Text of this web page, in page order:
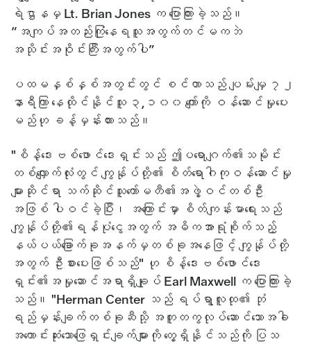
ရဲဌာနမှ Lt. Brian Jones က ပြောကြားခဲ့သည်။
“အကျပ်အတည်းကြုံနေရသူအတွက်တင်မကဘဲ
အသိုင်းအဝိုင်းကြီးအတွက်ပါ”
ပထမနှစ်နှစ်အတွင်းတွင် စင်တာသည် ပျမ်းမျှ ၇၂
နာရီကြာ နေထိုင်နိုင်သူ ၃,၁၀၀ ကျော်ကို ဝန်ဆောင်မှုပေး
မည်ဟု ခန့်မှန်းထားသည်။
"စိန့်ဒေးဗစ်ဖောင်ဒေးရှင်းသည် ဤပရောဂျက်၏သမိုင်း
တစ်လျှောက်လုံးတွင် ကျွန်ုပ်တို့၏ စိတ်ရောဂါကုဝန်ဆောင်မှု
များဆိုင်ရာ သက်ဆိုင်သူကော်မတီ၏အဖွဲ့ဝင်တစ်ဦး
အဖြစ် ပါဝင်ခဲ့ပြီး၊ အကြောင်းမှာ စိတ်ကျန်းမာရေးသည်
ကျွန်ုပ်တို့၏ရန်ပုံငွေအတွက် အဓိကအာရုံစိုက်သည့်
နယ်ပယ်ခြောက်ခုအနက်မှတစ်ခုအနေဖြင့် ကျွန်ုပ်တို့
အတွက် ဦးစားပေးဖြစ်သည်" ဟု စိန့်ဒေးဗစ်ဖောင်ဒေး
ရှင်း၏အမှုဆောင်အရာရှိချုပ် Earl Maxwell က ပြောကြားခဲ့
သည်။ "Herman Center သည် ရပ်ရွာလူထု၏ ဘုံ
ရည်မှန်းချက်တစ်ခုဆီသို့ အတူတကွလုပ်ဆောင်သောအခါ
အကောင်းဆုံးသောဖြေရှင်းချက်များကို တွေ့ရှိနိုင်သည်ကို ပြသ